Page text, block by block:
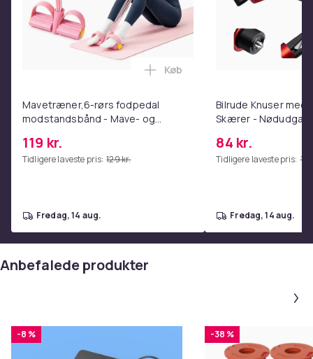
Mavetræner,6-rørs fodpedal
modstandsbånd - Mave- og
hjemmetræningscenter Pink
119 kr.
Tidligere laveste pris: 129 kr.
Læg Mavetræner,6-rørs
Køb
fredag, 14 aug.
Bilrude Knuser med
Skærer -
Red
84 kr.
Tidligere laveste pris:
fredag, 14 aug.
Anbefalede produkter
-8 % -38 %